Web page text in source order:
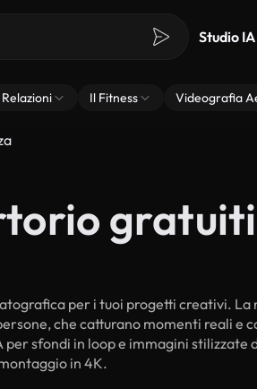
Studio IA
Il Fitness Videografia
per i tuoi progetti creativi.
che catturano momenti reali e
sfondi in loop e immagini stilizzate
in 4K.